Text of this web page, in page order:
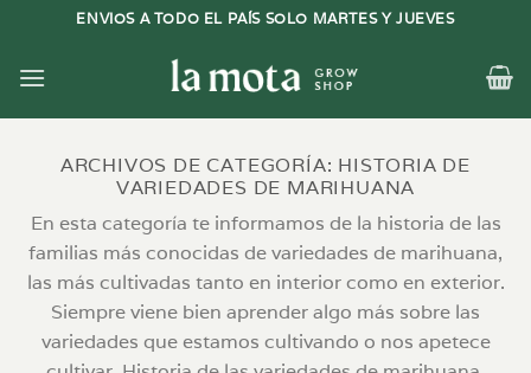
contenido
ENVIOS A TODO EL PAÍS SOLO MARTES Y JUEVES
ARCHIVOS DE CATEGORÍA: HISTORIA DE
VARIEDADES DE MARIHUANA
En esta categoría te informamos de la historia de las
familias más conocidas de variedades de marihuana,
las más cultivadas tanto en interior como en exterior.
Siempre viene bien aprender algo más sobre las
variedades que estamos cultivando o nos apetece